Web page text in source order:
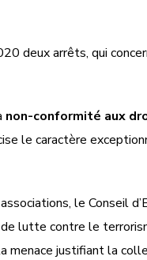
deux arrêts, qui
non-conformité aux
le caractère
le Conseil
lutte contre le
menace justifiant la